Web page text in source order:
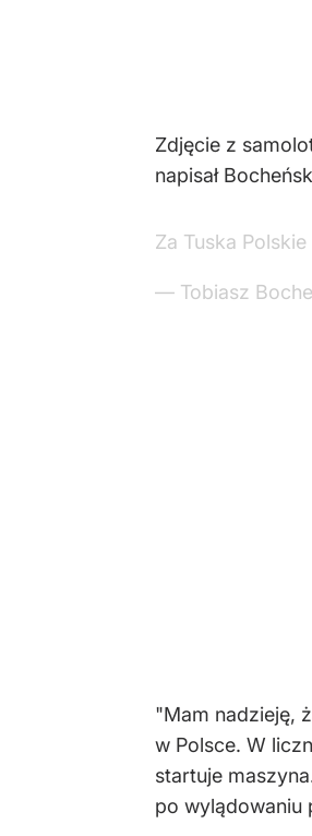
Zdjęcie z
napisał
Za Tuska
— Tobiasz
"Mam nadzieję,
w Polsce. W
startuje
po wylądowaniu